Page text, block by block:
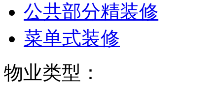
公共部分精装修
菜单式装修
物业类型：